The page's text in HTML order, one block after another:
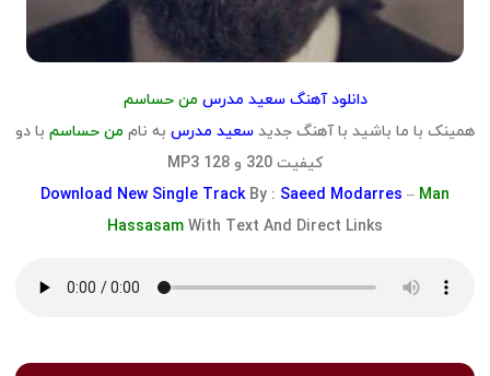
دانلود آهنگ سعید مدرس من حساسم
همینک با ما باشید با آهنگ جدید سعید مدرس به نام من حساسم با دو
کیفیت 320 و 128 MP3
Download New Single Track By : Saeed Modarres – Man
Hassasam With Text And Direct Links